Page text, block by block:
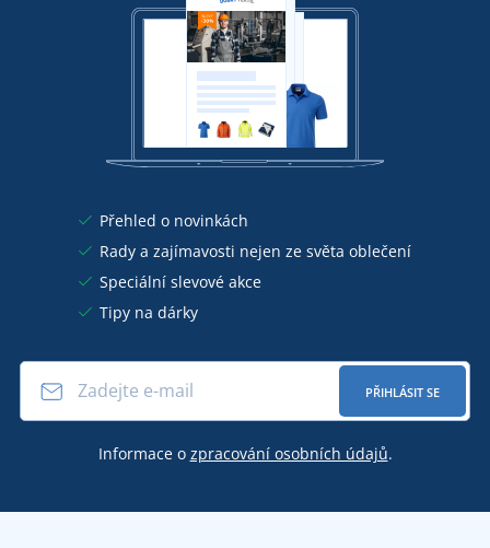
Přehled o novinkách
Rady a zajímavosti nejen ze světa oblečení
Speciální slevové akce
Tipy na dárky
PŘIHLÁSIT SE
Informace o zpracování osobních údajů.